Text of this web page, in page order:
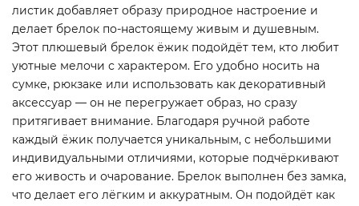
листик добавляет образу природное настроение и
делает брелок по-настоящему живым и душевным.
Этот плюшевый брелок ёжик подойдёт тем, кто любит
уютные мелочи с характером. Его удобно носить на
сумке, рюкзаке или использовать как декоративный
аксессуар — он не перегружает образ, но сразу
притягивает внимание. Благодаря ручной работе
каждый ёжик получается уникальным, с небольшими
индивидуальными отличиями, которые подчёркивают
его живость и очарование. Брелок выполнен без замка,
что делает его лёгким и аккуратным. Он подойдёт как